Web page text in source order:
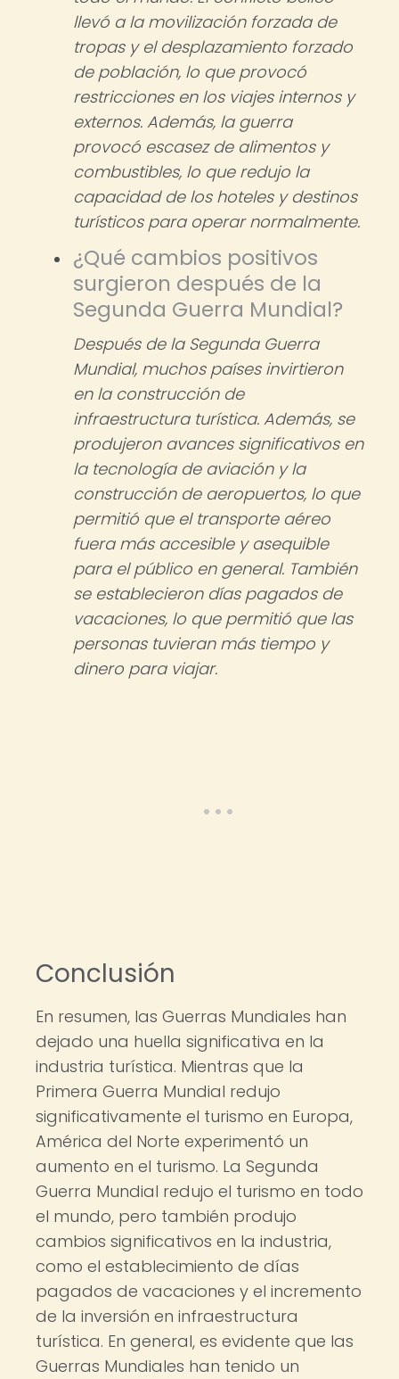
llevó a la movilización forzada de
tropas y el desplazamiento forzado
de población, lo que provocó
restricciones en los viajes internos y
externos. Además, la guerra
provocó escasez de alimentos y
combustibles, lo que redujo la
capacidad de los hoteles y destinos
turísticos para operar normalmente.
¿Qué cambios positivos
surgieron después de la
Segunda Guerra Mundial?
Después de la Segunda Guerra
Mundial, muchos países invirtieron
en la construcción de
infraestructura turística. Además, se
produjeron avances significativos en
la tecnología de aviación y la
construcción de aeropuertos, lo que
permitió que el transporte aéreo
fuera más accesible y asequible
para el público en general. También
se establecieron días pagados de
vacaciones, lo que permitió que las
personas tuvieran más tiempo y
dinero para viajar.
Conclusión
En resumen, las Guerras Mundiales han
dejado una huella significativa en la
industria turística. Mientras que la
Primera Guerra Mundial redujo
significativamente el turismo en Europa,
América del Norte experimentó un
aumento en el turismo. La Segunda
Guerra Mundial redujo el turismo en todo
el mundo, pero también produjo
cambios significativos en la industria,
como el establecimiento de días
pagados de vacaciones y el incremento
de la inversión en infraestructura
turística. En general, es evidente que las
Guerras Mundiales han tenido un